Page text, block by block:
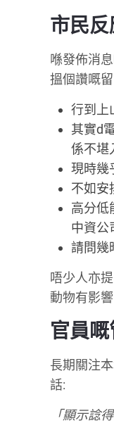
市民
喺發佈消
搵個讚嘅
行到上
其實d
係不堪
現時幾
不如安
高分低
中資公
請問幾
唔少人亦
動物有影響
官員
長期關注
話:
「顯示諗